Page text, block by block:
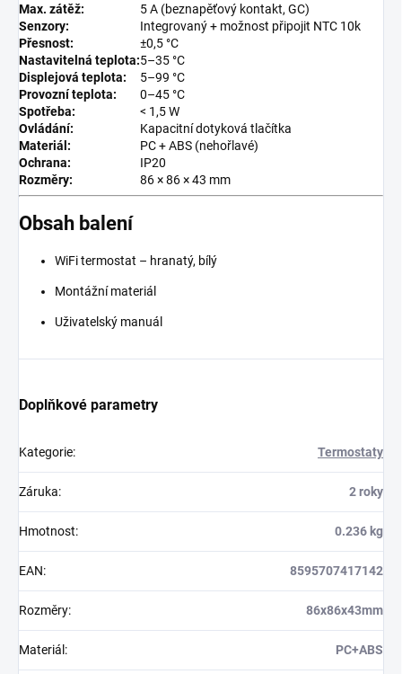
Max. zátěž:
5 A (beznapěťový kontakt, GC)
Senzory:
Integrovaný + možnost připojit NTC 10k
Přesnost:
±0,5 °C
Nastavitelná teplota:5–35 °C
Displejová teplota:
5–99 °C
Provozní teplota:
0–45 °C
Spotřeba:
< 1,5 W
Ovládání:
Kapacitní dotyková tlačítka
Materiál:
PC + ABS (nehořlavé)
Ochrana:
IP20
Rozměry:
86 × 86 × 43 mm
Obsah balení
WiFi termostat – hranatý, bílý
Montážní materiál
Uživatelský manuál
Doplňkové parametry
Kategorie: Termostaty
Záruka: 2 roky
Hmotnost: 0.236 kg
EAN: 8595707417142
Rozměry: 86x86x43mm
Materiál : PC+ABS